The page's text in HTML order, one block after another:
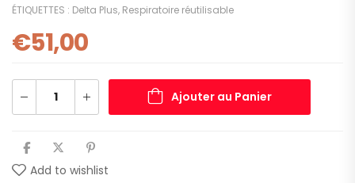
ÉTIQUETTES : Delta Plus, Respiratoire réutilisable
€51,00
Ajouter au Panier
Add to wishlist